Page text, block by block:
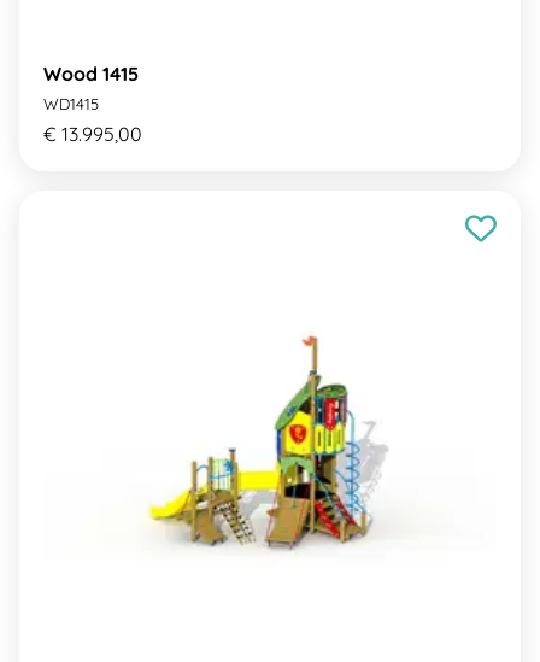
Wood 1415
WD1415
€ 13.995,00